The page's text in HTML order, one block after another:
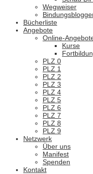
Wegweiser
Bücherliste
Angebote
Online-
Kurse
PLZ 0
PLZ 1
PLZ 2
PLZ 3
PLZ 4
PLZ 5
PLZ 6
PLZ 7
PLZ 8
PLZ 9
Netzwerk
Über uns
Manifest
Spenden
Kontakt